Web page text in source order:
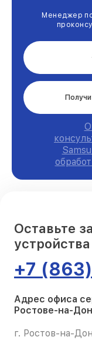
Менеджер
Оставьте
+7
Адрес офиса
Ростове-на-
г. Ростов-на-